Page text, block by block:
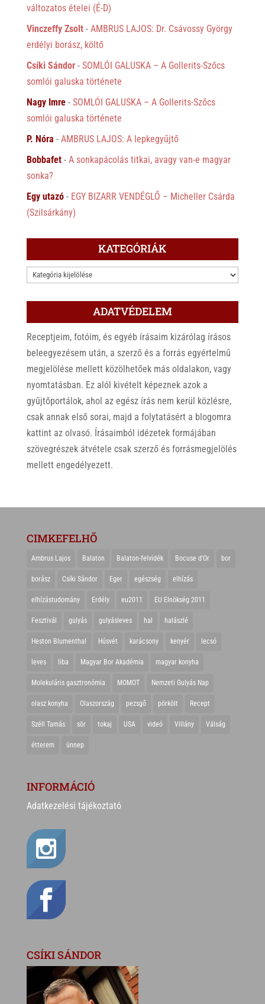
változatos ételei (É-D)
Vinczeffy Zsolt- AMBRUS LAJOS: Dr. Csávossy György
erdélyi borász, költő
Csíki Sándor- SOMLÓI GALUSKA – A Gollerits-Szőcs
somlói galuska története
Nagy Imre- SOMLÓI GALUSKA – A Gollerits-Szőcs
somlói galuska története
P. Nóra - AMBRUS LAJOS: A lepkegyűjtő
Bobbafet- A sonkapácolás titkai, avagy van-e magyar
sonka?
Egy utazó- EGY BIZARR VENDÉGLŐ – Micheller Csárda
(Szilsárkány)
KATEGÓRIÁK
KATEGÓRIÁK
ADATVÉDELEM
Receptjeim, fotóim, és egyéb írásaim kizárólag írásos
beleegyezésem után, a szerző és a forrás egyértelmű
megjelölése mellett közölhetőek más oldalakon, vagy
nyomtatásban. Ez alól kivételt képeznek azok a
gyűjtőportálok, ahol az egész írás nem kerül közlésre,
csak annak első sorai, majd a folytatásért a blogomra
kattint az olvasó. Írásaimból idézetek formájában
szövegrészek átvétele csak szerző és forrásmegjelölés
mellett engedélyezett.
CIMKEFELHŐ
Ambrus Lajos Balaton Balaton-felvidék Bocuse d'Or bor
borász Csíki Sándor Eger egészség elhízás
elhízástudomány Erdély eu2011 EU Elnökség 2011
Fesztivál gulyás gulyásleves hal halászlé
Heston Blumenthal Húsvét karácsony kenyér lecsó
leves liba Magyar Bor Akadémia magyar konyha
Molekuláris gasztronómia MOMOT Nemzeti Gulyás Nap
olasz konyha Olaszország pezsgő pörkölt Recept
Széll Tamás sör tokaj USA videó Villány Válság
étterem ünnep
INFORMÁCIÓ
Adatkezelési tájékoztató
CSÍKI SÁNDOR